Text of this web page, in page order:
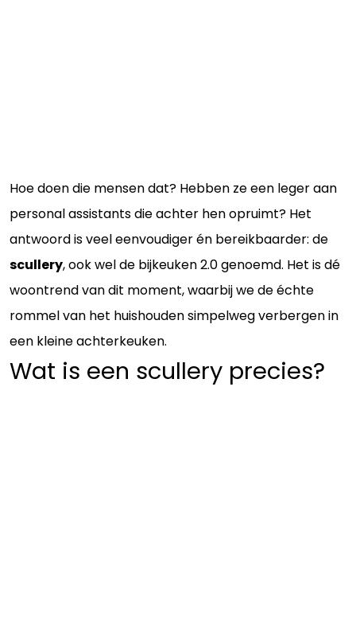
Hoe doen die mensen dat? Hebben ze een leger aan
personal assistants die achter hen opruimt? Het
antwoord is veel eenvoudiger én bereikbaarder: de
scullery, ook wel de bijkeuken 2.0 genoemd. Het is dé
woontrend van dit moment, waarbij we de échte
rommel van het huishouden simpelweg verbergen in
een kleine achterkeuken.
Wat is een scullery precies?